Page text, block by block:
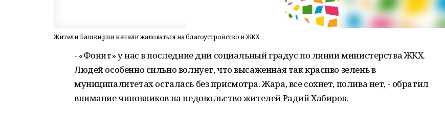
Жители Башкирии начали жаловаться на благоустройство и ЖКХ
- «Фонит» у нас в последние дни социальный градус по линии министерства ЖКХ.
Людей особенно сильно волнует, что высаженная так красиво зелень в
муниципалитетах осталась без присмотра. Жара, все сохнет, полива нет, - обратил
внимание чиновников на недовольство жителей Радий Хабиров.